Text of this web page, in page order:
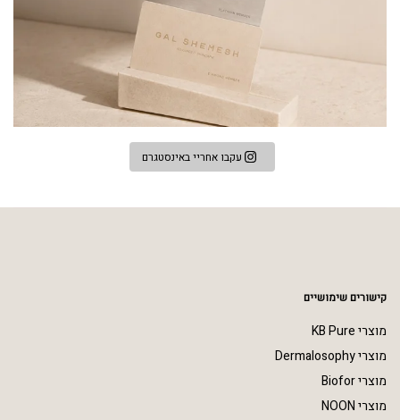
עקבו אחריי באינסטגרם
קישורים שימושיים
מוצרי KB Pure
מוצרי Dermalosophy
מוצרי Biofor
מוצרי NOON